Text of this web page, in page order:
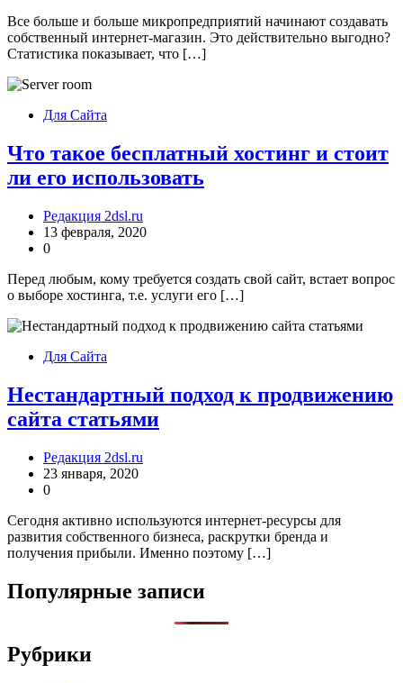
Все больше и больше микропредприятий начинают создавать
собственный интернет-магазин. Это действительно выгодно?
Статистика показывает, что […]
Для Сайта
Что такое бесплатный хостинг и стоит
ли его использовать
Редакция 2dsl.ru
13 февраля, 2020
0
Перед любым, кому требуется создать свой сайт, встает вопрос
о выборе хостинга, т.е. услуги его […]
Для Сайта
Нестандартный подход к продвижению
сайта статьями
Редакция 2dsl.ru
23 января, 2020
0
Сегодня активно используются интернет-ресурсы для
развития собственного бизнеса, раскрутки бренда и
получения прибыли. Именно поэтому […]
Популярные записи
Рубрики